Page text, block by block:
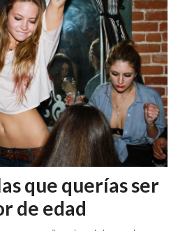
que querías ser
de edad